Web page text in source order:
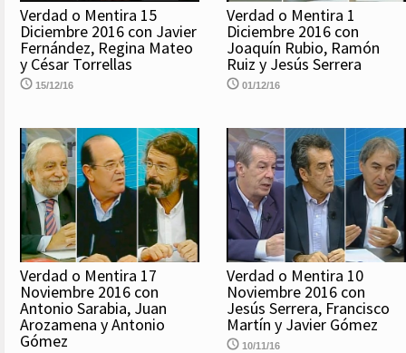
Verdad o Mentira 15
Diciembre 2016 con Javier
Fernández, Regina Mateo
y César Torrellas
15/12/16
Verdad o Mentira 1
Diciembre 2016 con
Joaquín Rubio, Ramón
Ruiz y Jesús Serrera
01/12/16
Verdad o Mentira 17
Noviembre 2016 con
Antonio Sarabia, Juan
Arozamena y Antonio
Gómez
Verdad o Mentira 10
Noviembre 2016 con
Jesús Serrera, Francisco
Martín y Javier Gómez
10/11/16